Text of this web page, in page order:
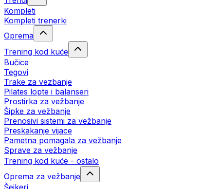
Kompleti
Kompleti trenerki
Oprema
Trening kod kuće
Bučice
Tegovi
Trake za vezbanje
Pilates lopte i balanseri
Prostirka za vežbanje
Šipke za vežbanje
Prenosivi sistemi za vežbanje
Preskakanje vijace
Pametna pomagala za vežbanje
Sprave za vežbanje
Trening kod kuće - ostalo
Oprema za vežbanje